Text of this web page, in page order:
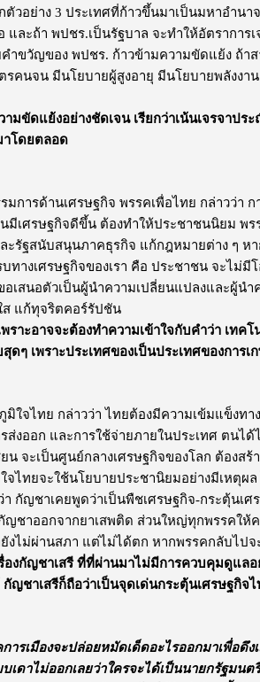
วอย่าง 3 ประเทศที่ก้าวขึ้นมาเป็นมหาอำนา
และถ้า พปชร.เป็นรัฐบาล จะทำให้อัตราการ
ำขวัญของ พปชร. ก้าวข้ามความขัดแย้ง ถ้าส
คนจน มีนโยบายผู้สูงอายุ มีนโยบายพลังงา
มขัดแย้งอย่างชัดเจน เรียกว่าเน้นเจรจาปร
าโดยตลอด
การด้านเศรษฐกิจ พรรคเพื่อไทย กล่าวว่า ก
มีเศรษฐกิจดีขึ้น ต้องทำให้ประชาชนนิยม พร
ละรัฐสนับสนุนภาคธุรกิจ แก้กฎหมายต่าง ๆ
างเศรษฐกิจของเรา คือ ประชาชน จะไม่มี
เสนอตัวเป็นผู้นำความเปลี่ยนแปลงและผู้นำ
ส แก้ทุจริตคอร์รัปชัน
าะอาจจะต้องทำความเข้าใจกับคำว่า เทค
ดๆ เพราะประเทศของเป็นประเทศของการ
ใจไทย กล่าวว่า ไทยต้องมีความเข้มแข็งทา
ส่งออก และการใช้จ่ายภายในประเทศ ตนไ
จะเป็นศูนย์กลางเศรษฐกิจของโลก ต้องสร้
จไทยจะใช้นโยบายประชานิยมอย่างมีเหตุผ
า กัญชาเคยพูดว่าเป็นพืชเศรษฐกิจ-กระตุ้นเ
ญชาออกจากยาเสพติด ส่วนใหญ่ทุกพรรคใ
งไม่ผ่านสภา แต่ไม่ได้ตก หากพรรคกลับไป
งกัญชาเสรี ที่ที่ผ่านมาไม่มีการควบคุมดูแลอ
ญชาเสรีก็ถือว่าเป็นจุดเด่นกระตุ้นเศรษฐกิจ
รเมืองจะปล่อยหมัดเด็ดอะไรออกมาเพื่อดึง
เดาไม่ออกเลยว่าใครจะได้เป็นนายกรัฐมน